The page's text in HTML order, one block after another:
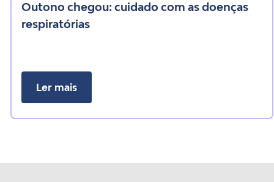
outono chegou: cuidado com as doenças
respiratórias
Ler mais